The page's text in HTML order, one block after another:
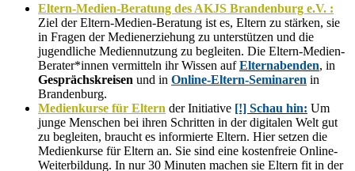
Eltern-Medien-Beratung des AKJS Brandenburg e.V. :
Ziel der Eltern-Medien-Beratung ist es, Eltern zu stärken, sie
in Fragen der Medienerziehung zu unterstützen und die
jugendliche Mediennutzung zu begleiten. Die Eltern-Medien-
Berater*innen vermitteln ihr Wissen aufElternabenden, in
Gesprächskreisen und in Online-Eltern-Seminaren in
Brandenburg.
Medienkurse für Eltern der Initiative [!] Schau hin: Um
junge Menschen bei ihren Schritten in der digitalen Welt gut
zu begleiten, braucht es informierte Eltern. Hier setzen die
Medienkurse für Eltern an. Sie sind eine kostenfreie Online-
Weiterbildung. In nur 30 Minuten machen sie Eltern fit in der